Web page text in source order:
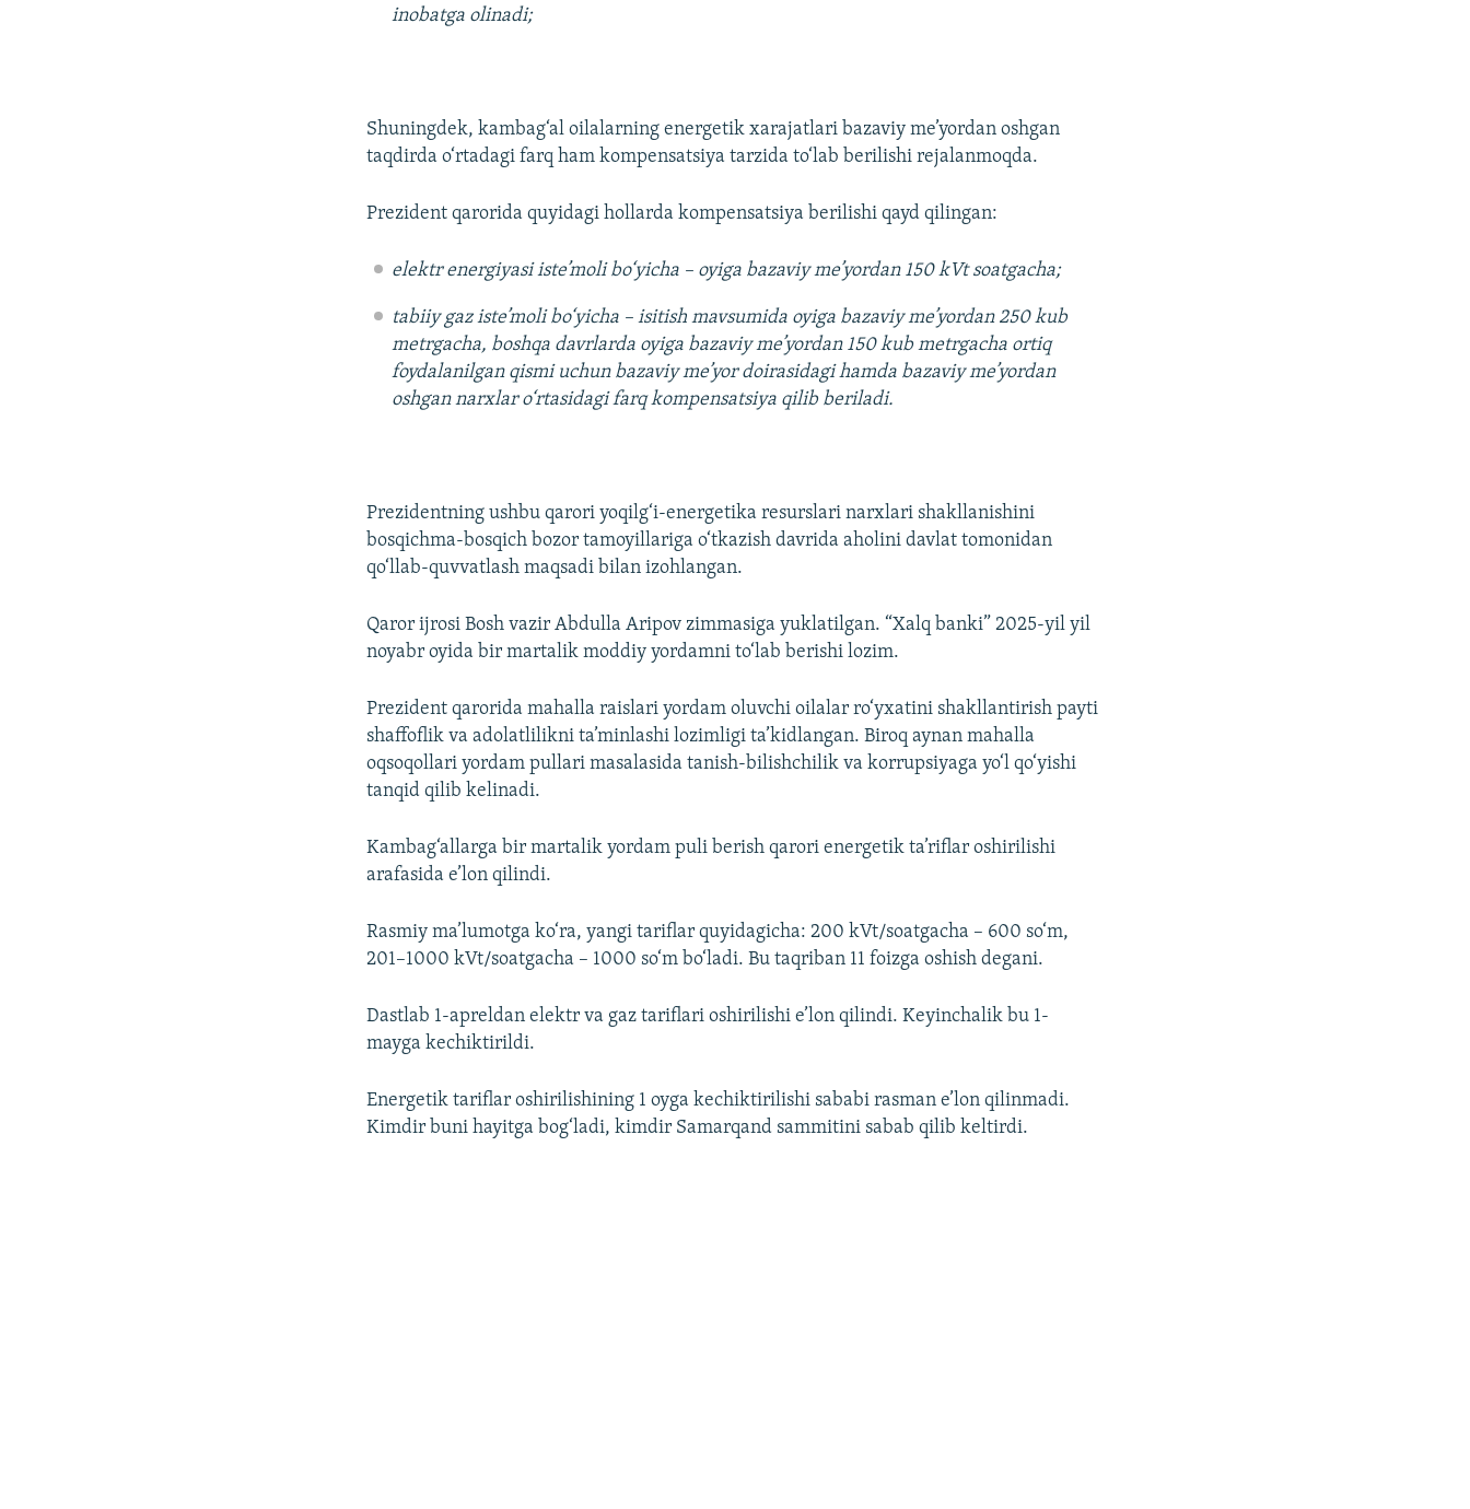
inobatga olinadi;
Shuningdek, kambag‘al oilalarning energetik xarajatlari bazaviy me’yordan oshgan
taqdirda o‘rtadagi farq ham kompensatsiya tarzida to‘lab berilishi rejalanmoqda.
Prezident qarorida quyidagi hollarda kompensatsiya berilishi qayd qilingan:
elektr energiyasi iste’moli bo‘yicha – oyiga bazaviy me’yordan 150 kVt soatgacha;
tabiiy gaz iste’moli bo‘yicha – isitish mavsumida oyiga bazaviy me’yordan 250 kub
metrgacha, boshqa davrlarda oyiga bazaviy me’yordan 150 kub metrgacha ortiq
foydalanilgan qismi uchun bazaviy me’yor doirasidagi hamda bazaviy me’yordan
oshgan narxlar o‘rtasidagi farq kompensatsiya qilib beriladi.
Prezidentning ushbu qarori yoqilg‘i-energetika resurslari narxlari shakllanishini
bosqichma-bosqich bozor tamoyillariga o‘tkazish davrida aholini davlat tomonidan
qo‘llab-quvvatlash maqsadi bilan izohlangan.
Qaror ijrosi Bosh vazir Abdulla Aripov zimmasiga yuklatilgan. “Xalq banki” 2025-yil yil
noyabr oyida bir martalik moddiy yordamni to‘lab berishi lozim.
Prezident qarorida mahalla raislari yordam oluvchi oilalar ro‘yxatini shakllantirish payti
shaffoflik va adolatlilikni ta’minlashi lozimligi ta’kidlangan. Biroq aynan mahalla
oqsoqollari yordam pullari masalasida tanish-bilishchilik va korrupsiyaga yo‘l qo‘yishi
tanqid qilib kelinadi.
Kambag‘allarga bir martalik yordam puli berish qarori energetik ta’riflar oshirilishi
arafasida e’lon qilindi.
Rasmiy ma’lumotga ko‘ra, yangi tariflar quyidagicha: 200 kVt/soatgacha – 600 so‘m,
201–1000 kVt/soatgacha – 1000 so‘m bo‘ladi. Bu taqriban 11 foizga oshish degani.
Dastlab 1-apreldan elektr va gaz tariflari oshirilishi e’lon qilindi. Keyinchalik bu 1-
mayga kechiktirildi.
Energetik tariflar oshirilishining 1 oyga kechiktirilishi sababi rasman e’lon qilinmadi.
Kimdir buni hayitga bog‘ladi, kimdir Samarqand sammitini sabab qilib keltirdi.